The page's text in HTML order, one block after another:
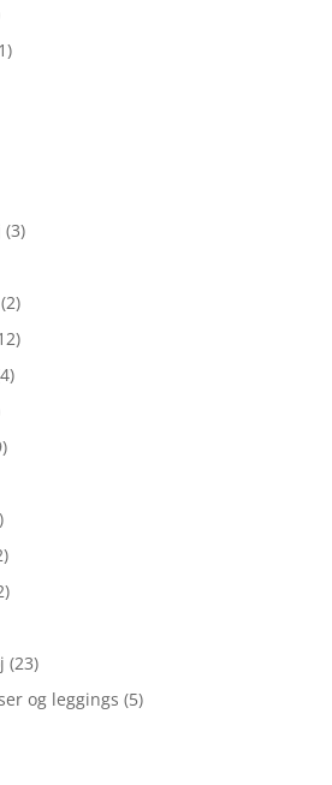
(3)
(2)
(23)
og leggings (5)